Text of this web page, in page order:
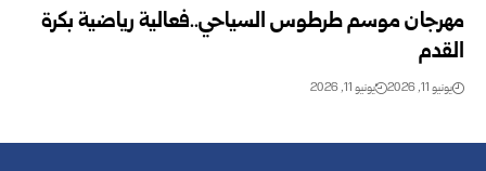
مهرجان موسم طرطوس السياحي..فعالية رياضية بكرة
القدم
يونيو 11, 2026 يونيو 11, 2026